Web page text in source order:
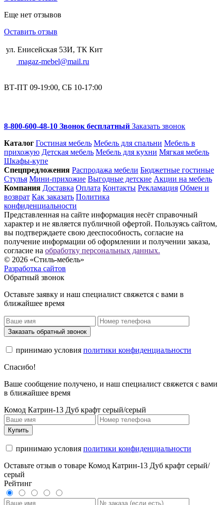
Еще нет отзывов
Оставить отзыв
ул. Енисейская 53И, ТК Кит
magaz-mebel@mail.ru
ВТ-ПТ 09-19:00, СБ 10-17:00
8-800-600-48-10 Звонок бесплатный Заказать звонок
Каталог Гостиная мебель Мебель для спальни Мебель в
прихожую Детская мебель Мебель для кухни Мягкая мебель
Шкафы-купе
Спец­предложения Распродажа мебели Бюджетные гостиные
Стулья Мини-прихожие Выгодные детские Акции на мебель
Компания Доставка Оплата Контакты Рекламация Обмен и
возврат Как заказать Политика
конфиденциальности
Представленная на сайте информация несёт справочный
характер и не является публичной офертой. Пользуясь сайтом,
вы подтверждаете свою дееспособность, согласие на
получение информации об оформлении и получении заказа,
согласие на обработку персональных данных.
© 2026 «Стиль-мебель»
Разработка сайтов
Обратный звонок
Оставьте заявку и наш специалист свяжется с вами в
ближайшее время
Заказать обратный звонок
принимаю условия политики конфиденциальности
Спасибо!
Ваше сообщение получено, и наш специалист свяжется с вами
в ближайшее время
Комод Катрин-13 Дуб крафт серый/серый
Купить
принимаю условия политики конфиденциальности
Оставьте отзыв о товаре Комод Катрин-13 Дуб крафт серый/
серый
Рейтинг